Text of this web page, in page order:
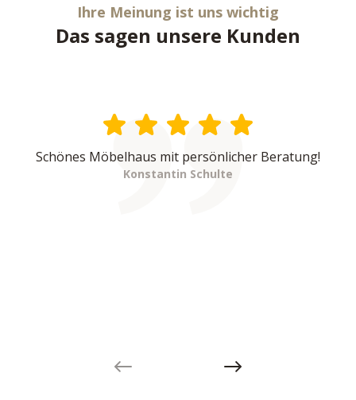
Ihre Meinung ist uns wichtig
Das sagen unsere Kunden
Schönes Möbelhaus mit persönlicher Beratung!
Konstantin Schulte
Next slide